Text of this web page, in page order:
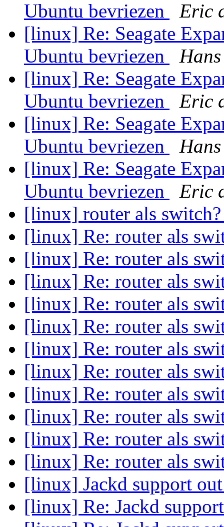
Ubuntu bevriezen
Eric
[linux] Re: Seagate
Ubuntu bevriezen
[linux] Re: Seagate
Ubuntu bevriezen
Eric
[linux] Re: Seagate
Ubuntu bevriezen
[linux] Re: Seagate
Ubuntu bevriezen
Eric
[linux] router als
[linux] Re: router als
[linux] Re: router als
[linux] Re: router als
[linux] Re: router als
[linux] Re: router als
[linux] Re: router als
[linux] Re: router als
[linux] Re: router als
[linux] Re: router als
[linux] Re: router als
[linux] Re: router als
[linux] Jackd support
[linux] Re: Jackd